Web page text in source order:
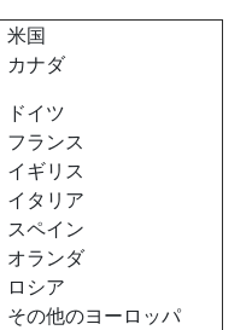
米国
カナダ
ドイツ
フランス
イギリス
イタリア
スペイン
オランダ
ロシア
その他のヨーロッパ